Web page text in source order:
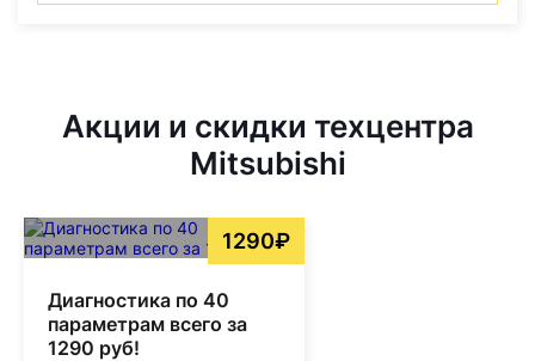
Акции и скидки техцентра
Mitsubishi
1290₽
Диагностика по 40
параметрам всего за
1290 руб!